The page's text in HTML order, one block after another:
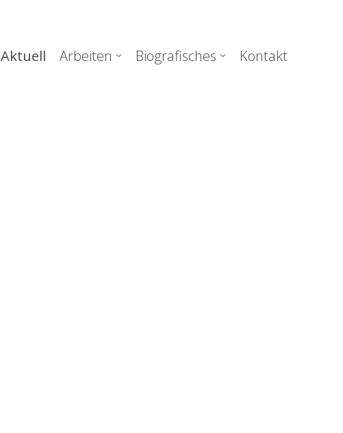
Hauptnavigation
Aktuell Arbeiten Biografisches Kontakt